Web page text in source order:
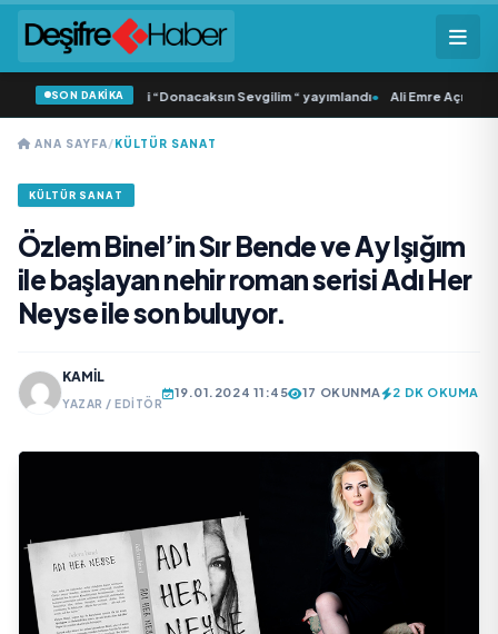
SON DAKİKA
‘dan İkinci Tekli “Donacaksın Sevgilim “ yayımlandı• Ali Emre Açıkgöz
ANA SAYFA/KÜLTÜR SANAT
KÜLTÜR SANAT
Özlem Binel’in Sır Bende ve Ay Işığım
ile başlayan nehir roman serisi Adı Her
Neyse ile son buluyor.
KAMIL
YAZAR / EDITÖR
19.01.2024 11:45 17 OKUNMA 2 DK OKUMA